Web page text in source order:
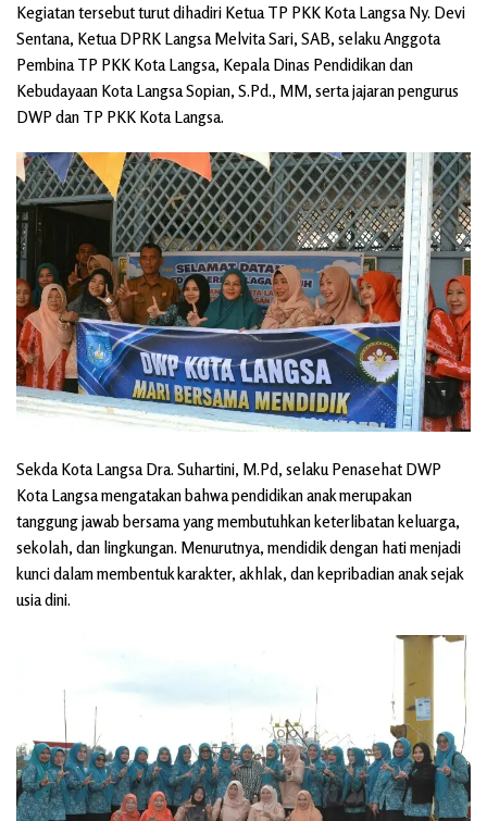
Kegiatan tersebut turut dihadiri Ketua TP PKK Kota Langsa Ny. Devi
Sentana, Ketua DPRK Langsa Melvita Sari, SAB, selaku Anggota
Pembina TP PKK Kota Langsa, Kepala Dinas Pendidikan dan
Kebudayaan Kota Langsa Sopian, S.Pd., MM, serta jajaran pengurus
DWP dan TP PKK Kota Langsa.
Sekda Kota Langsa Dra. Suhartini, M.Pd, selaku Penasehat DWP
Kota Langsa mengatakan bahwa pendidikan anak merupakan
tanggung jawab bersama yang membutuhkan keterlibatan keluarga,
sekolah, dan lingkungan. Menurutnya, mendidik dengan hati menjadi
kunci dalam membentuk karakter, akhlak, dan kepribadian anak sejak
usia dini.